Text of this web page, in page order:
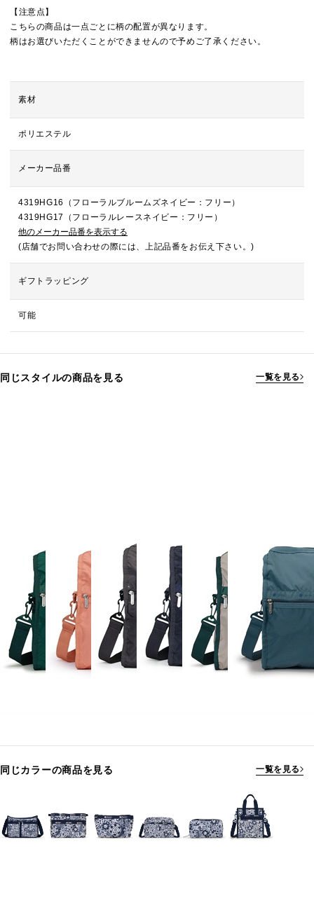
【注意点】
こちらの商品は一点ごとに柄の配置が異なります。
柄はお選びいただくことができませんので予めご了承ください。
素材
ポリエステル
メーカー品番
4319HG16（フローラルブルームズネイビー：フリー）
4319HG17（フローラルレースネイビー：フリー）
他のメーカー品番を表示する
(店舗でお問い合わせの際には、上記品番をお伝え下さい。)
ギフトラッピング
可能
同じスタイルの商品を見る 一覧を見る
同じカラーの商品を見る 一覧を見る